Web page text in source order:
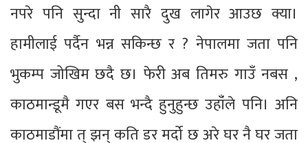
नपरे पनि सुन्दा नी सारै दुख लागेर आउछ क्या।
हामीलाई पर्दैन भन्न सकिन्छ र ? नेपालमा जता पनि
भुकम्प जोखिम छदै छ। फेरी अब तिमरु गाउँ नबस ,
काठमान्डूमै गएर बस भन्दै हुनुहुन्छ उहाँंले पनि। अनि
काठमाडौंमा त् झन् कति डर मर्दो छ अरे घर नै घर जता